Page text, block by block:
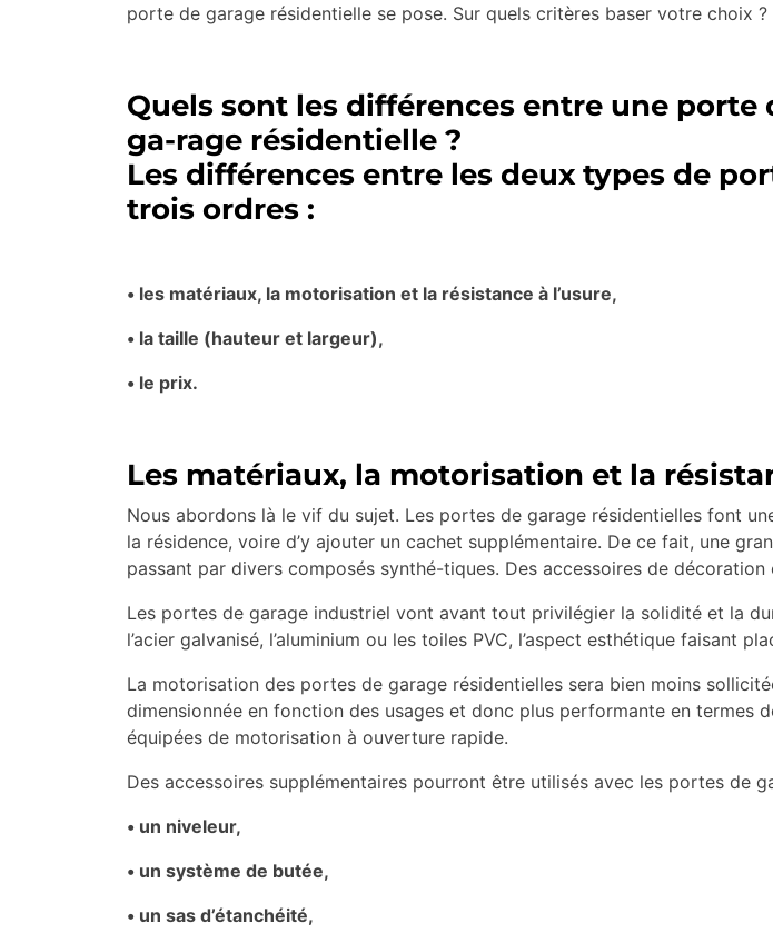
porte de garage résidentielle se pose. Sur quels critères baser votre choix ?
Quels sont les différences entre une
ga-rage résidentielle ?
Les différences entre les deux types de
trois ordres :
• les matériaux, la motorisation et la résistance à l’usure,
• la taille (hauteur et largeur),
• le prix.
Les matériaux, la motorisation et la
Nous abordons là le vif du sujet. Les portes de garage résidentielles font
la résidence, voire d’y ajouter un cachet supplémentaire. De ce fait, une
passant par divers composés synthé-tiques. Des accessoires de
Les portes de garage industriel vont avant tout privilégier la solidité et la
l’acier galvanisé, l’aluminium ou les toiles PVC, l’aspect esthétique faisant
La motorisation des portes de garage résidentielles sera bien moins
dimensionnée en fonction des usages et donc plus performante en termes
équipées de motorisation à ouverture rapide.
Des accessoires supplémentaires pourront être utilisés avec les portes de
• un niveleur,
• un système de butée,
• un sas d’étanchéité,